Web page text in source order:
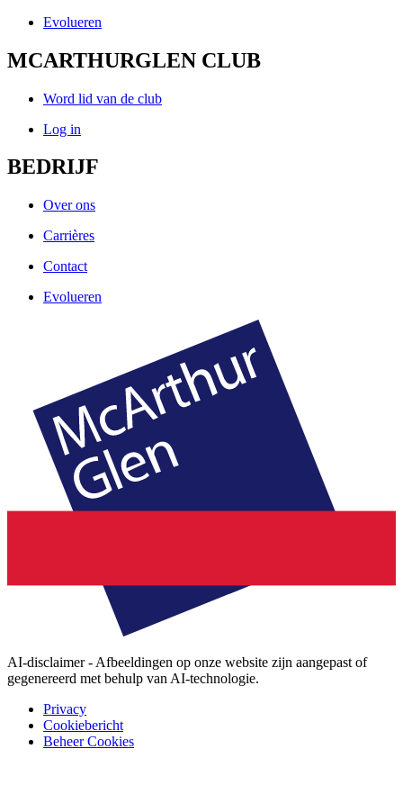
Evolueren
MCARTHURGLEN CLUB
Word lid van de club
Log in
BEDRIJF
Over ons
Carrières
Contact
Evolueren
AI-disclaimer - Afbeeldingen op onze website zijn aangepast of
gegenereerd met behulp van AI-technologie.
Privacy
Cookiebericht
Beheer Cookies